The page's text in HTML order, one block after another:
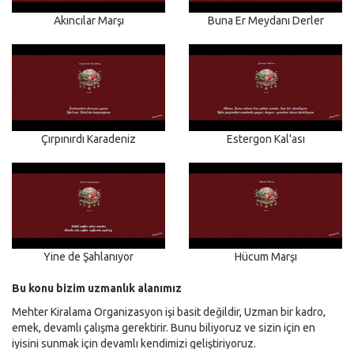
Akıncılar Marşı Buna Er Meydanı Derler
Çırpınırdı Karadeniz Estergon Kal'ası
Yine de Şahlanıyor Hücum Marşı
Bu konu bizim uzmanlık alanımız
Mehter Kiralama Organizasyon işi basit değildir, Uzman bir kadro,
emek, devamlı çalışma gerektirir. Bunu biliyoruz ve sizin için en
iyisini sunmak için devamlı kendimizi geliştiriyoruz.